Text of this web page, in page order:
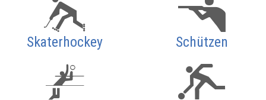
Skaterhockey Schützen